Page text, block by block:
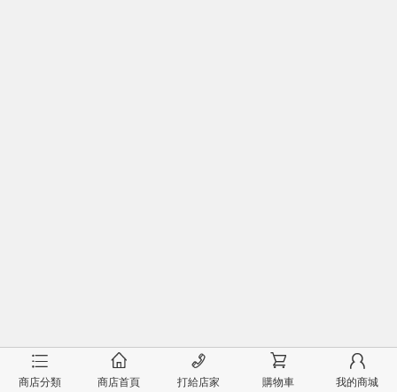
󰂦
商店分類
󰂠
商店首頁
󰄫
打給店家
󰂟
購物車
󰂢
我的商城